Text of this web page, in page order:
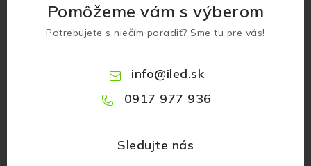
Pomôžeme vám s výberom
Potrebujete s niečím poradiť? Sme tu pre vás!
info@iled.sk
0917 977 936